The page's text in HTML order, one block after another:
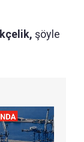
şöyle